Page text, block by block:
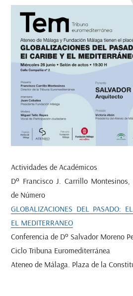
Actividades de Académicos
Dº Francisco J. Carrillo Montesinos,
de Número
GLOBALIZACIONES DEL PASADO:
EL MEDITERRANEO
Conferencia de Dº Salvador Moreno
Ciclo Tribuna Euromediterránea
Ateneo de Málaga. Plaza de la